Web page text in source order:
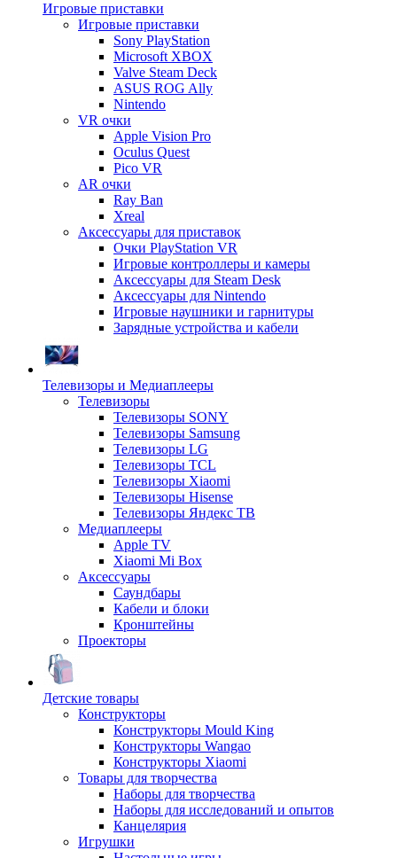
Игровые приставки
Игровые приставки
Sony PlayStation
Microsoft XBOX
Valve Steam Deck
ASUS ROG Ally
Nintendo
VR очки
Apple Vision Pro
Oculus Quest
Pico VR
AR очки
Ray Ban
Xreal
Аксессуары для приставок
Очки PlayStation VR
Игровые контроллеры и камеры
Аксессуары для Steam Desk
Аксессуары для Nintendo
Игровые наушники и гарнитуры
Зарядные устройства и кабели
Телевизоры и Медиаплееры
Телевизоры
Телевизоры SONY
Телевизоры Samsung
Телевизоры LG
Телевизоры TCL
Телевизоры Xiaomi
Телевизоры Hisense
Телевизоры Яндекс ТВ
Медиаплееры
Apple TV
Xiaomi Mi Box
Аксессуары
Саундбары
Кабели и блоки
Кронштейны
Проекторы
Детские товары
Конструкторы
Конструкторы Mould King
Конструкторы Wangao
Конструкторы Xiaomi
Товары для творчества
Наборы для творчества
Наборы для исследований и опытов
Канцелярия
Игрушки